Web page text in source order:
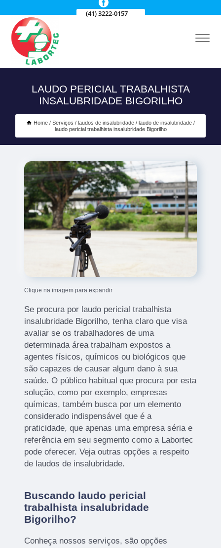
(41) 3222-0157
LAUDO PERICIAL TRABALHISTA
INSALUBRIDADE BIGORILHO
Home Serviços laudos de insalubridade
laudo de insalubridade
laudo pericial trabalhista insalubridade Bigorilho
Clique na imagem para expandir
Se procura por laudo pericial trabalhista
insalubridade Bigorilho, tenha claro que visa
avaliar se os trabalhadores de uma
determinada área trabalham expostos a
agentes físicos, químicos ou biológicos que
são capazes de causar algum dano à sua
saúde. O público habitual que procura por esta
solução, como por exemplo, empresas
químicas, também busca por um elemento
considerado indispensável que é a
praticidade, que apenas uma empresa séria e
referência em seu segmento como a Labortec
pode oferecer. Veja outras opções a respeito
de laudos de insalubridade.
Buscando laudo pericial
trabalhista insalubridade
Bigorilho?
Conheça nossos serviços, são opções